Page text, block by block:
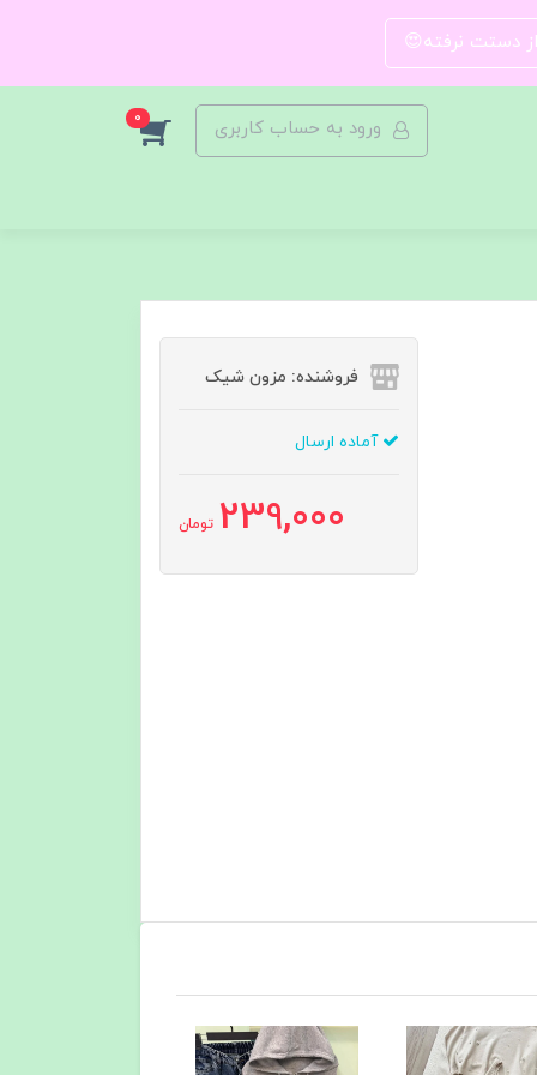
از دستت نرفته😍
ورود به حساب کاربری 0
فروشنده: مزون شیک
آماده ارسال
239,000 تومان